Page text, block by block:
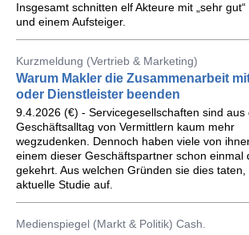
Insgesamt schnitten elf Akteure mit „sehr
und einem Aufsteiger.
Kurzmeldung (Vertrieb & Marketing)
Warum Makler die Zusammenarbeit
oder Dienstleister beenden
9.4.2026 (€) - Servicegesellschaften sind aus
Geschäftsalltag von Vermittlern kaum mehr
wegzudenken. Dennoch haben viele von
einem dieser Geschäftspartner schon einmal
gekehrt. Aus welchen Gründen sie dies
aktuelle Studie auf.
Medienspiegel (Markt & Politik) Cash.